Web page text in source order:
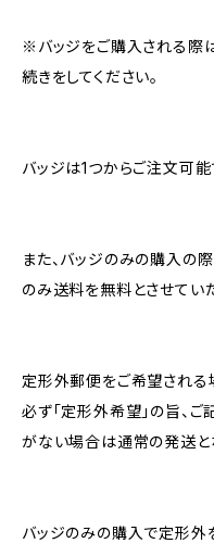
※バッジをご購入される際
続きをしてください。
バッジは1つからご注文可能
また、バッジのみの購入の
のみ送料を無料とさせてい
定形外郵便をご希望される
必ず「定形外希望」の旨、
がない場合は通常の発送と
バッジのみの購入で定形外